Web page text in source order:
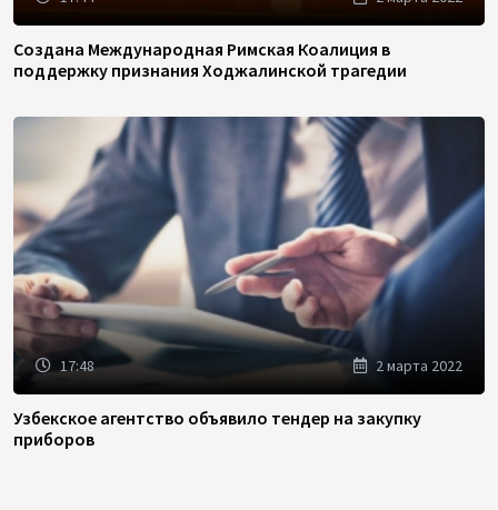
Создана Международная Римская Коалиция в
поддержку признания Ходжалинской трагедии
17:48 2 марта 2022
Узбекское агентство объявило тендер на закупку
приборов